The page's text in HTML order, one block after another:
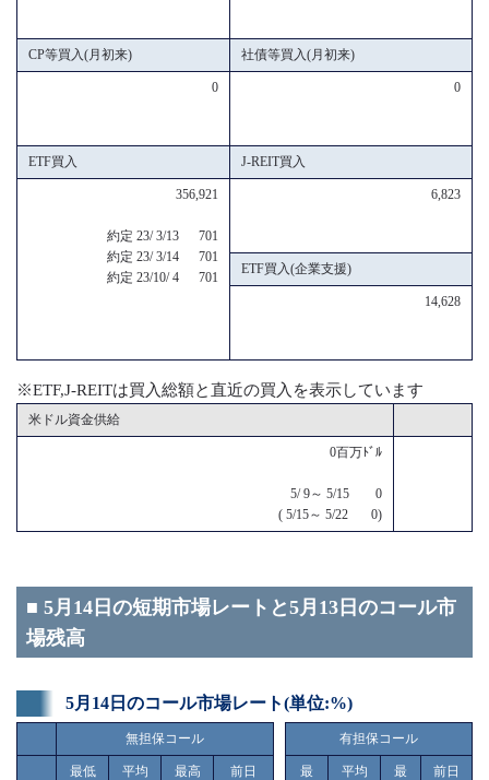
CP等買入(月初来) 社債等買入(月初来)
0 0
ETF買入 J-REIT買入
356,921
約定 23/ 3/13 701
約定 23/ 3/14 701
約定 23/10/ 4 701
6,823
ETF買入(企業支援)
14,628
※ETF,J-REITは買入総額と直近の買入を表示しています
米ドル資金供給
0百万ﾄﾞﾙ
5/ 9～ 5/15 0
( 5/15～ 5/22 0)
■ 5月14日の短期市場レートと5月13日のコール市
場残高
5月14日のコール市場レート(単位:%)
無担保コール
最低 平均 最高
前日
有担保コール
最
平均
最
前日